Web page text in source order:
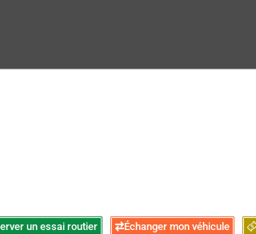
un essai routier Échanger mon véhicule